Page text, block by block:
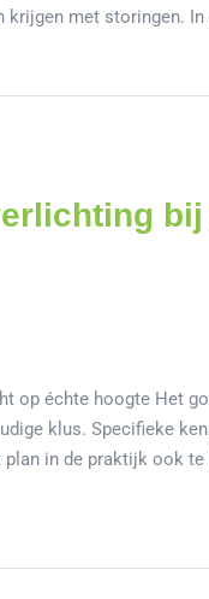
krijgen met storingen.
op échte hoogte Het
klus. Specifieke
plan in de praktijk ook